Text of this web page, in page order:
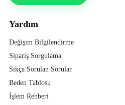
Yardım
Değişim Bilgilendirme
Sipariş Sorgulama
Sıkça Sorulan Sorular
Beden Tablosu
İşlem Rehberi